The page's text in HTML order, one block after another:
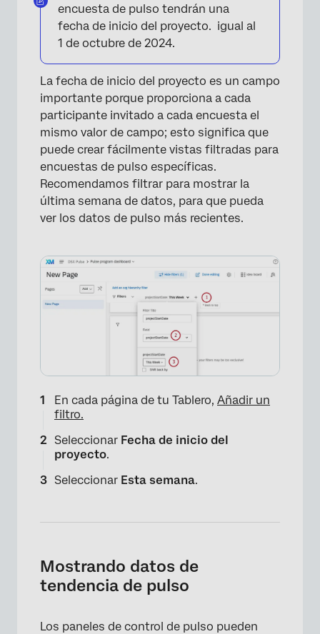
×
encuesta de pulso tendrán una
fecha de inicio del proyecto. igual al
1 de octubre de 2024.
La fecha de inicio del proyecto es un campo
importante porque proporciona a cada
participante invitado a cada encuesta el
mismo valor de campo; esto significa que
puede crear fácilmente vistas filtradas para
encuestas de pulso específicas.
Recomendamos filtrar para mostrar la
última semana de datos, para que pueda
ver los datos de pulso más recientes.
En cada página de tu Tablero, Añadir un
filtro.
Seleccionar Fecha de inicio del
proyecto.
Seleccionar Esta semana.
Mostrando datos de
tendencia de pulso
Los paneles de control de pulso pueden